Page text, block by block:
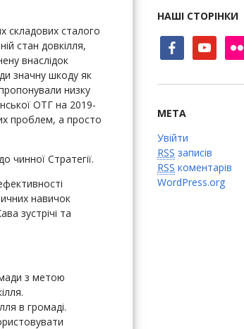
складових сталого
стан довкілля,
внаслідок
значну шкоду як
низку
ОТГ на 2019-
проблем, а просто
чинної Стратегії.
навичок
зустрічі та
з метою
в громаді.
НАШІ СТОРІНКИ
facebookyoutube flickr
МЕТА
Увійти
RSS записів
RSS коментарів
WordPress.org